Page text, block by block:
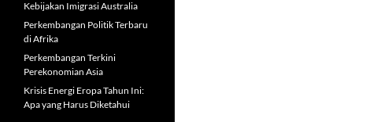
Kebijakan Imigrasi Australia
Perkembangan Politik Terbaru
di Afrika
Perkembangan Terkini
Perekonomian Asia
Krisis Energi Eropa Tahun Ini:
Apa yang Harus Diketahui